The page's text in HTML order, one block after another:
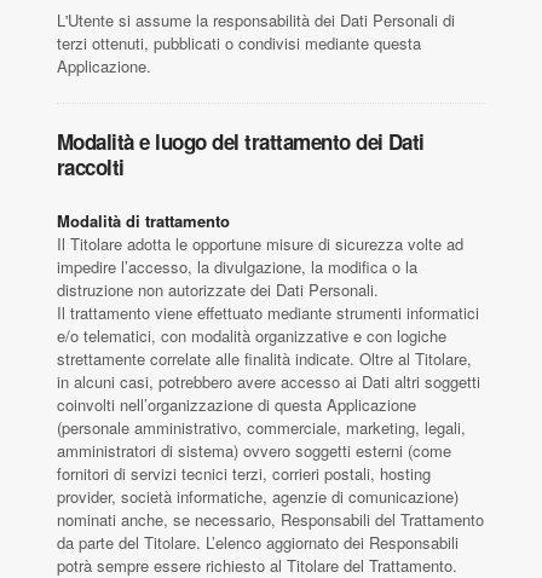
L'Utente si assume la responsabilità dei Dati Personali di
terzi ottenuti, pubblicati o condivisi mediante questa
Applicazione.
Modalità e luogo del trattamento dei Dati
raccolti
Modalità di trattamento
Il Titolare adotta le opportune misure di sicurezza volte ad
impedire l’accesso, la divulgazione, la modifica o la
distruzione non autorizzate dei Dati Personali.
Il trattamento viene effettuato mediante strumenti informatici
e/o telematici, con modalità organizzative e con logiche
strettamente correlate alle finalità indicate. Oltre al Titolare,
in alcuni casi, potrebbero avere accesso ai Dati altri soggetti
coinvolti nell’organizzazione di questa Applicazione
(personale amministrativo, commerciale, marketing, legali,
amministratori di sistema) ovvero soggetti esterni (come
fornitori di servizi tecnici terzi, corrieri postali, hosting
provider, società informatiche, agenzie di comunicazione)
nominati anche, se necessario, Responsabili del Trattamento
da parte del Titolare. L’elenco aggiornato dei Responsabili
potrà sempre essere richiesto al Titolare del Trattamento.